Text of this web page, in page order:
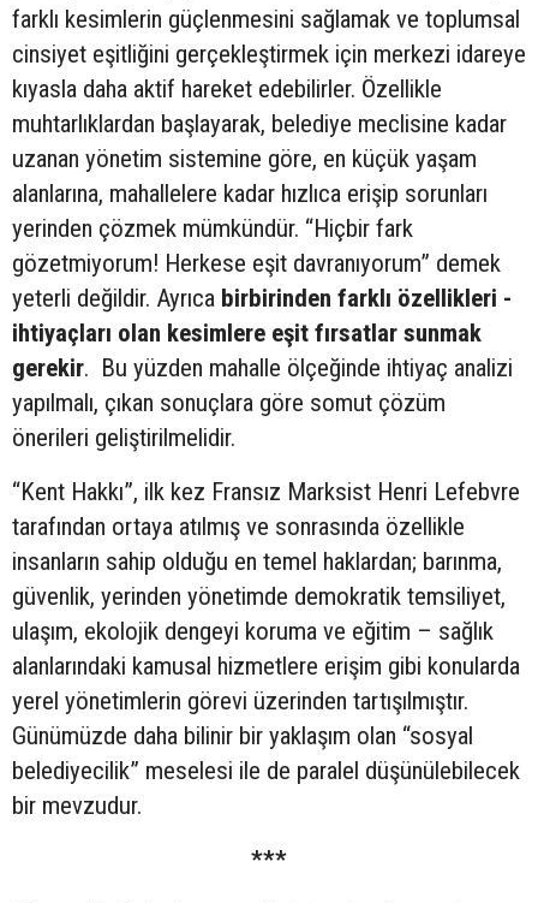
farklı kesimlerin güçlenmesini sağlamak ve toplumsal
cinsiyet eşitliğini gerçekleştirmek için merkezi idareye
kıyasla daha aktif hareket edebilirler. Özellikle
muhtarlıklardan başlayarak, belediye meclisine kadar
uzanan yönetim sistemine göre, en küçük yaşam
alanlarına, mahallelere kadar hızlıca erişip sorunları
yerinden çözmek mümkündür. “Hiçbir fark
gözetmiyorum! Herkese eşit davranıyorum” demek
yeterli değildir. Ayrıca birbirinden farklı özellikleri -
ihtiyaçları olan kesimlere eşit fırsatlar sunmak
gerekir. Bu yüzden mahalle ölçeğinde ihtiyaç analizi
yapılmalı, çıkan sonuçlara göre somut çözüm
önerileri geliştirilmelidir.
“Kent Hakkı”, ilk kez Fransız Marksist Henri Lefebvre
tarafından ortaya atılmış ve sonrasında özellikle
insanların sahip olduğu en temel haklardan; barınma,
güvenlik, yerinden yönetimde demokratik temsiliyet,
ulaşım, ekolojik dengeyi koruma ve eğitim – sağlık
alanlarındaki kamusal hizmetlere erişim gibi konularda
yerel yönetimlerin görevi üzerinden tartışılmıştır.
Günümüzde daha bilinir bir yaklaşım olan “sosyal
belediyecilik” meselesi ile de paralel düşünülebilecek
bir mevzudur.
***